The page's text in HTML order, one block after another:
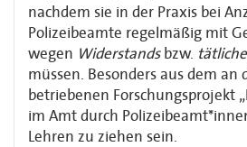
nachdem sie in der Praxis bei
Polizeibeamte regelmäßig mit
wegen Widerstandsbzw.
müssen. Besonders aus dem an
betriebenen Forschungsprojekt
im Amt durch
Lehren zu ziehen sein.